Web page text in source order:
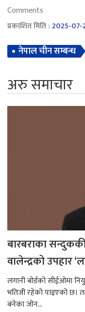
Comments
प्रकाशित मिति :2025-07-
नेपाल चीन सम्बन्ध
अरु समाचार
बारबराका
वालेन्द्रको उपहार
लगानी बोर्डको सीईओमा
भतिजी रहेको पाइएको छ।
बनेका जोन...